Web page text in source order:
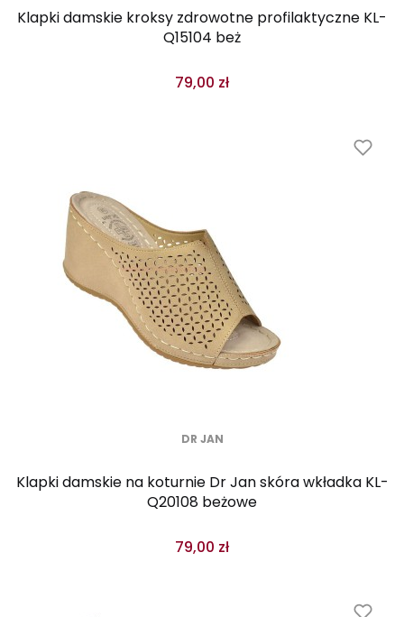
Klapki damskie kroksy zdrowotne profilaktyczne KL-
Q15104 beż
79,00 zł
DR JAN
Klapki damskie na koturnie Dr Jan skóra wkładka KL-
Q20108 beżowe
79,00 zł